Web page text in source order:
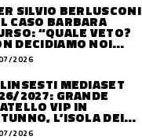
SILVIO BERLUSCONI
CASO BARBARA
“QUALE VETO?
DECIDIAMO NOI
LAVORERÀ”
2026
MEDIASET
2027: GRANDE
VIP IN
L’ISOLA DEI
SLITTA AL 2027
2026